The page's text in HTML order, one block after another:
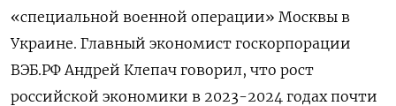
«специальной военной операции» Москвы в
Украине. Главный экономист госкорпорации
ВЭБ.РФ Андрей Клепач говорил, что рост
российской экономики в 2023-2024 годах почти